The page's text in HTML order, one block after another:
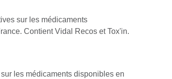
sur les médicaments
Contient Vidal Recos et Tox'in.
les médicaments disponibles en